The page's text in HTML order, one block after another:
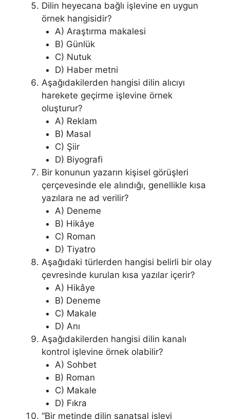
Dilin heyecana bağlı işlevine en uygun
örnek hangisidir?
A) Araştırma makalesi
B) Günlük
C) Nutuk
D) Haber metni
Aşağıdakilerden hangisi dilin alıcıyı
harekete geçirme işlevine örnek
oluşturur?
A) Reklam
B) Masal
C) Şiir
D) Biyografi
Bir konunun yazarın kişisel görüşleri
çerçevesinde ele alındığı, genellikle kısa
yazılara ne ad verilir?
A) Deneme
B) Hikâye
C) Roman
D) Tiyatro
Aşağıdaki türlerden hangisi belirli bir olay
çevresinde kurulan kısa yazılar içerir?
A) Hikâye
B) Deneme
C) Makale
D) Anı
Aşağıdakilerden hangisi dilin kanalı
kontrol işlevine örnek olabilir?
A) Sohbet
B) Roman
C) Makale
D) Fıkra
“Bir metinde dilin sanatsal işlevi